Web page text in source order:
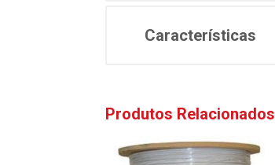
Características
Produtos Relacionados